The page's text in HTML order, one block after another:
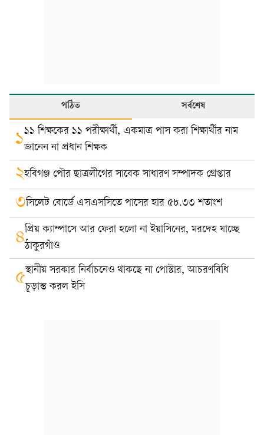
পঠিত সর্বশেষ
১১১ শিক্ষকের ১১ পরীক্ষার্থী, একমাত্র পাস করা শিক্ষার্থীর নাম
জানেন না প্রধান শিক্ষক
২হবিগঞ্জ পৌর ছাত্রলীগের সাবেক সাধারণ সম্পাদক গ্রেপ্তার
৩সিলেট বোর্ডে এসএসসিতে পাসের হার ৫৮.৩৩ শতাংশ
৪প্রিয় ক্যাম্পাসে আর ফেরা হলো না ইয়াসিনের, মরদেহ যাচ্ছে
ঠাকুরগাঁও
৫স্থানীয় সরকার নির্বাচনেও থাকছে না পোস্টার, আচরণবিধি
চূড়ান্ত করল ইসি